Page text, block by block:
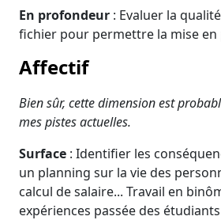
En profondeur : Evaluer la
fichier pour permettre la mise
Affectif
Bien sûr, cette dimension est
mes pistes actuelles.
Surface : Identifier les
un planning sur la vie des
calcul de salaire... Travail en
expériences passée des